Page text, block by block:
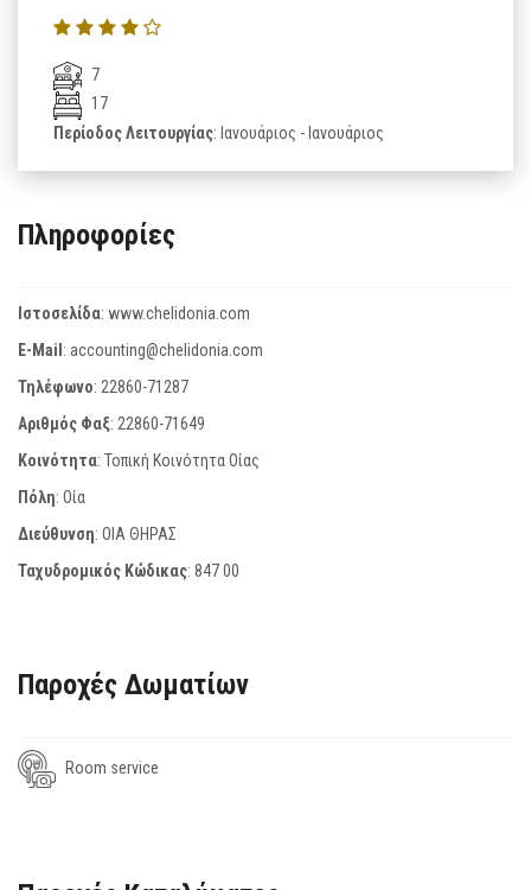
7
17
Περίοδος Λειτουργίας: Ιανουάριος - Ιανουάριος
Πληροφορίες
Ιστοσελίδα: www.chelidonia.com
E-Mail: accounting@chelidonia.com
Τηλέφωνο: 22860-71287
Αριθμός Φαξ: 22860-71649
Κοινότητα: Τοπική Κοινότητα Οίας
Πόλη: Οία
Διεύθυνση: ΟΙΑ ΘΗΡΑΣ
Ταχυδρομικός Κώδικας: 847 00
Παροχές Δωματίων
Room service